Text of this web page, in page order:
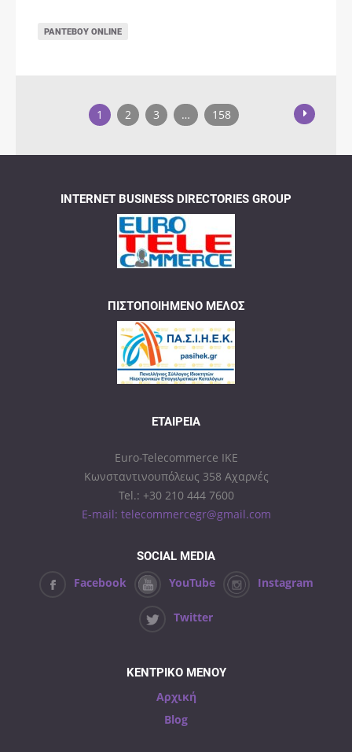
ΡΑΝΤΕΒΟΎ ONLINE
1 2 3 … 158
INTERNET BUSINESS DIRECTORIES GROUP
ΠΙΣΤΟΠΟΙΗΜΈΝΟ ΜΈΛΟΣ
ΕΤΑΙΡΕΊΑ
Euro-Telecommerce IKE
Κωνσταντινουπόλεως 358 Αχαρνές
Tel.: +30 210 444 7600
E-mail: telecommercegr@gmail.com
SOCIAL MEDIA
Facebook YouTube Instagram
Twitter
ΚΕΝΤΡΙΚΟ ΜΕΝΟΥ
Αρχική
Blog